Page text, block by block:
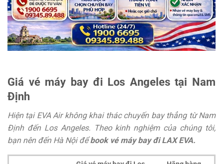
Giá vé máy bay đi Los Angeles tại Nam
Định
Hiện tại EVA Air không khai thác chuyến bay thẳng từ Nam
Định đến Los Angeles. Theo kinh nghiệm của chúng tôi,
bạn nên đến Hà Nội đểbook vé máy bay đi LAX EVA.